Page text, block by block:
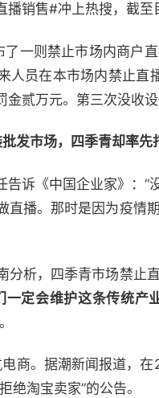
销售#冲上热搜，截至
一则禁止市场内商户
人员在本市场内禁止
贰万元。第三次没收设
发市场，四季青却率先
告诉《中国企业家》：
直播。那时是因为疫情
分析，四季青市场禁止
一定会维护这条传统产
商。据潮新闻报道，
绝淘宝卖家”的公告。